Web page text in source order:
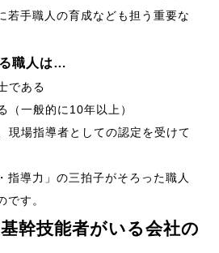
若手職人の育成なども担う重要な
職人は…
である
（一般的に10年以上）
現場指導者としての認定を受けて
指導力」の三拍子がそろった職人
です。
幹技能者がいる会社の